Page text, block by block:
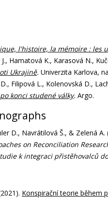
l'histoire, la mémoire : les
Hamatová K., Karasová N.,
Ukrajině. Univerzita Karlova,
D., Filipová L., Kolenovská D.,
konci studené války. Argo.
D., Navrátilová Š., & Zelená A.
on Reconciliation
k integraci přistěhovalců
Konspirační teorie během